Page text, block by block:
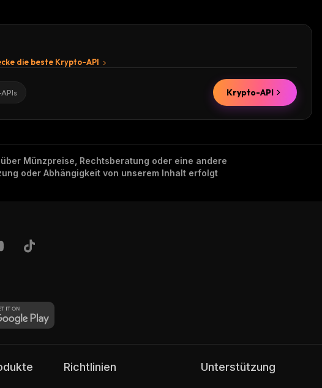
die beste Krypto-API
Krypto-API
Münzpreise, Rechtsberatung oder eine andere
oder Abhängigkeit von unserem Inhalt erfolgt
Richtlinien Unterstützung